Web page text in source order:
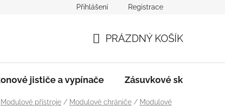
Podmínky ochrany osobních údajů
Přihlášení Registrace
KOŠÍK
PRÁZDNÝ KOŠÍK
jističe a vypínače Zásuvkové skříně
Modulové přístroje / Modulové chrániče / Modulové